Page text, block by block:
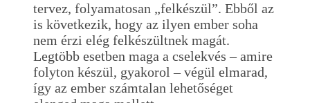
tervez, folyamatosan „felkészül”. Ebből az
is következik, hogy az ilyen ember soha
nem érzi elég felkészültnek magát.
Legtöbb esetben maga a cselekvés – amire
folyton készül, gyakorol – végül elmarad,
így az ember számtalan lehetőséget